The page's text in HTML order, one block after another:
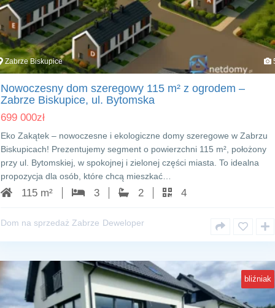
Zabrze Biskupice
Nowoczesny dom szeregowy 115 m² z ogrodem –
Zabrze Biskupice, ul. Bytomska
699 000zł
Eko Zakątek – nowoczesne i ekologiczne domy szeregowe w Zabrzu
Biskupicach! Prezentujemy segment o powierzchni 115 m², położony
przy ul. Bytomskiej, w spokojnej i zielonej części miasta. To idealna
propozycja dla osób, które chcą mieszkać…
115 m² 3 2 4
Dom na sprzedaż Zabrze Deweloper
bliźniak